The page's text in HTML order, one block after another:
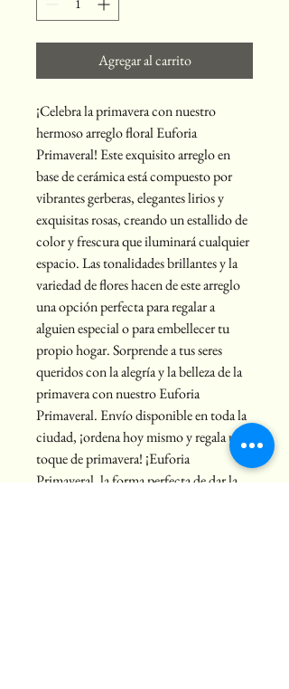
Agregar al carrito
¡Celebra la primavera con nuestro
hermoso arreglo floral Euforia
Primaveral! Este exquisito arreglo en
base de cerámica está compuesto por
vibrantes gerberas, elegantes lirios y
exquisitas rosas, creando un estallido de
color y frescura que iluminará cualquier
espacio. Las tonalidades brillantes y la
variedad de flores hacen de este arreglo
una opción perfecta para regalar a
alguien especial o para embellecer tu
propio hogar. Sorprende a tus seres
queridos con la alegría y la belleza de la
primavera con nuestro Euforia
Primaveral. Envío disponible en toda la
ciudad, ¡ordena hoy mismo y regala un
toque de primavera! ¡Euforia
Primaveral, la forma perfecta de dar la